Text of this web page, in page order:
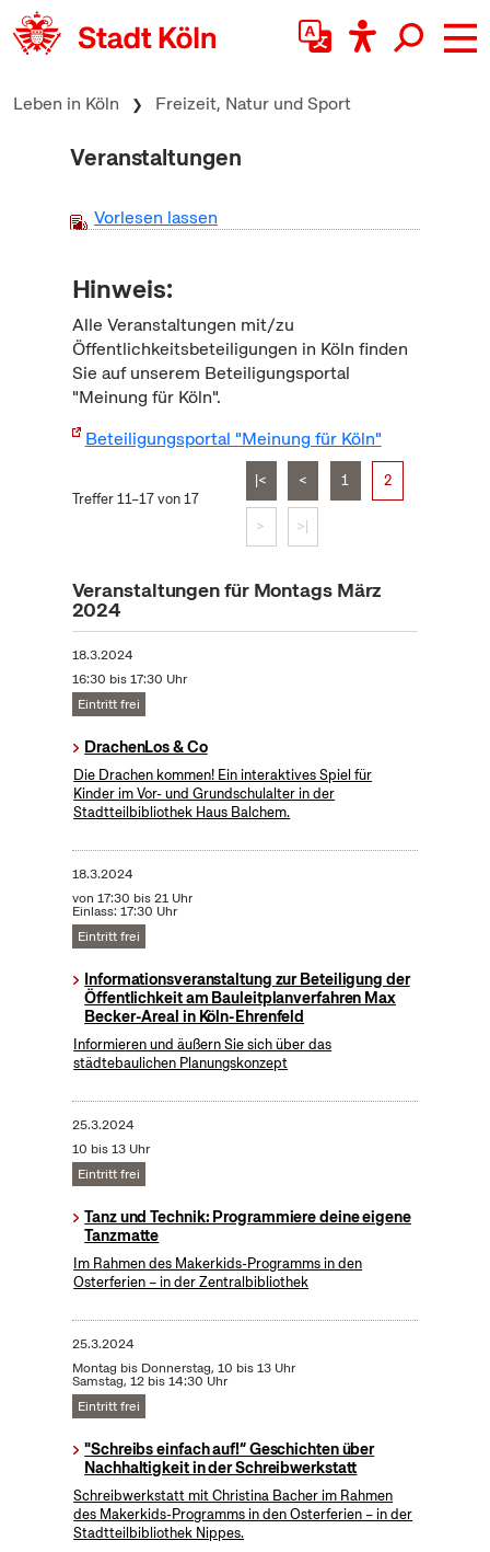
zum Inhalt springen
Leben in Köln Freizeit, Natur und Sport
Veranstaltungen
Vorlesen lassen
Hinweis:
Alle Veranstaltungen mit/zu
Öffentlichkeitsbeteiligungen in Köln finden
Sie auf unserem Beteiligungsportal
"Meinung für Köln".
Beteiligungsportal "Meinung für Köln"
Treffer 11–17 von 17
|< < 1 2
> >|
Veranstaltungen für Montags März
2024
18.3.2024
16:30 bis 17:30 Uhr
Eintritt frei
DrachenLos & Co
Die Drachen kommen! Ein interaktives Spiel für
Kinder im Vor- und Grundschulalter in der
Stadtteilbibliothek Haus Balchem.
18.3.2024
von 17:30 bis 21 Uhr
Einlass: 17:30 Uhr
Eintritt frei
Informationsveranstaltung zur Beteiligung der
Öffentlichkeit am Bauleitplanverfahren Max
Becker-Areal in Köln-Ehrenfeld
Informieren und äußern Sie sich über das
städtebaulichen Planungskonzept
25.3.2024
10 bis 13 Uhr
Eintritt frei
Tanz und Technik: Programmiere deine eigene
Tanzmatte
Im Rahmen des Makerkids-Programms in den
Osterferien – in der Zentralbibliothek
25.3.2024
Montag bis Donnerstag, 10 bis 13 Uhr
Samstag, 12 bis 14:30 Uhr
Eintritt frei
"Schreibs einfach auf!“ Geschichten über
Nachhaltigkeit in der Schreibwerkstatt
Schreibwerkstatt mit Christina Bacher im Rahmen
des Makerkids-Programms in den Osterferien – in der
Stadtteilbibliothek Nippes.